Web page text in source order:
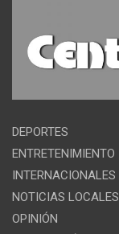
DEPORTES
ENTRETENIMIENTO
INTERNACIONALES
NOTICIAS LOCALES
OPINIÓN